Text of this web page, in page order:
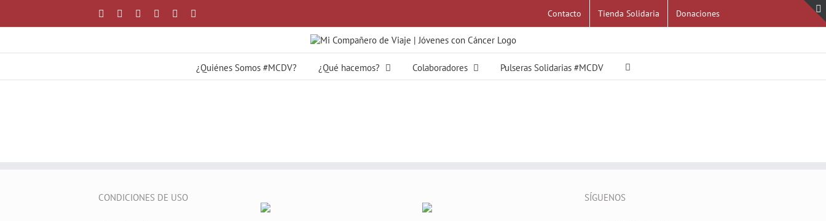
contenido
Facebook YouTubeInstagram
Correo
Contacto Tienda Solidaria Donaciones
¿Quiénes Somos #MCDV? ¿Qué hacemos? Colaboradores Pulseras Solidarias #MCDV
CONDICIONES DE USO SÍGUENOS